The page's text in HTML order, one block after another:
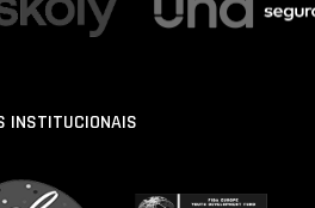
INSTITUCIONAIS